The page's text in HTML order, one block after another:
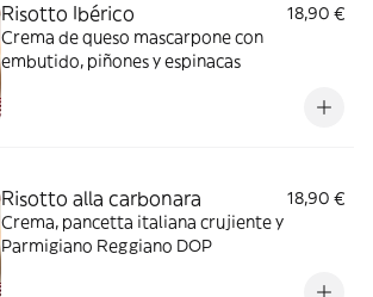
Risotto Ibérico
18,90 €
Crema de queso mascarpone con
embutido, piñones y espinacas
Risotto alla carbonara
18,90 €
Crema, pancetta italiana crujiente y
Parmigiano Reggiano DOP